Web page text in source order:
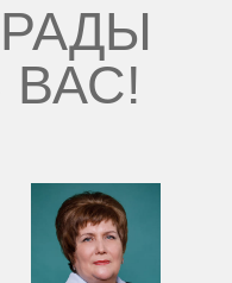
ВАС!